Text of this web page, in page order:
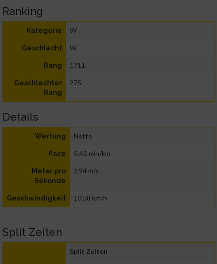
Ranking
Kategorie W
Geschlecht W
Rang 1711
Geschlechter
Rang
275
Details
Wertung Netto
Pace 5:40 min/km
Meter pro
Sekunde
2,94 m/s
Geschwindigkeit 10,58 km/h
Split Zeiten
Split Zeiten